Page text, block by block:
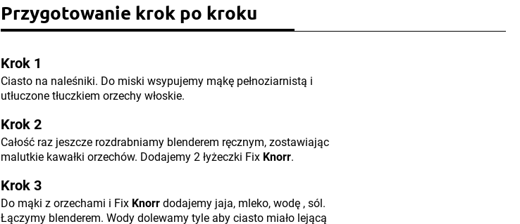
Przygotowanie krok po kroku
Krok 1
Ciasto na naleśniki. Do miski wsypujemy mąkę pełnoziarnistą i
utłuczone tłuczkiem orzechy włoskie.
Krok 2
Całość raz jeszcze rozdrabniamy blenderem ręcznym, zostawiając
malutkie kawałki orzechów. Dodajemy 2 łyżeczki Fix Knorr.
Krok 3
Do mąki z orzechami i Fix Knorrdodajemy jaja, mleko, wodę , sól.
Łączymy blenderem. Wody dolewamy tyle aby ciasto miało lejącą